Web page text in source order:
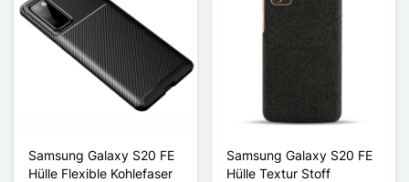
Samsung Galaxy S20 FE
Hülle Flexible Kohlefaser
Samsung Galaxy S20 FE
Hülle Textur Stoff